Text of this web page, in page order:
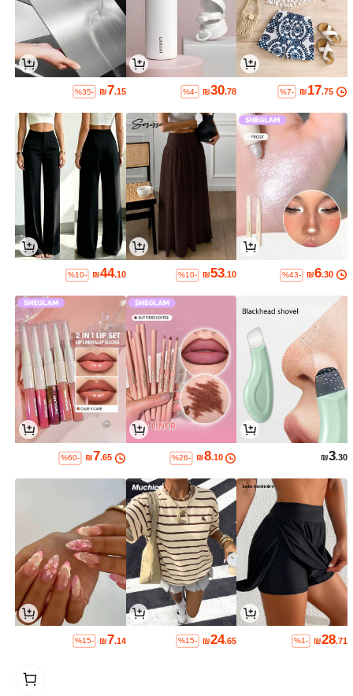
₪17.75
%7-
₪30.78
%4-
₪7.15
%35-
₪6.30
%43-
₪53.10
%10-
₪44.10
%10-
₪3.30
₪8.10
%26-
₪7.65
%60-
₪28.71
%1-
₪24.65
%15-
₪7.14
%15-